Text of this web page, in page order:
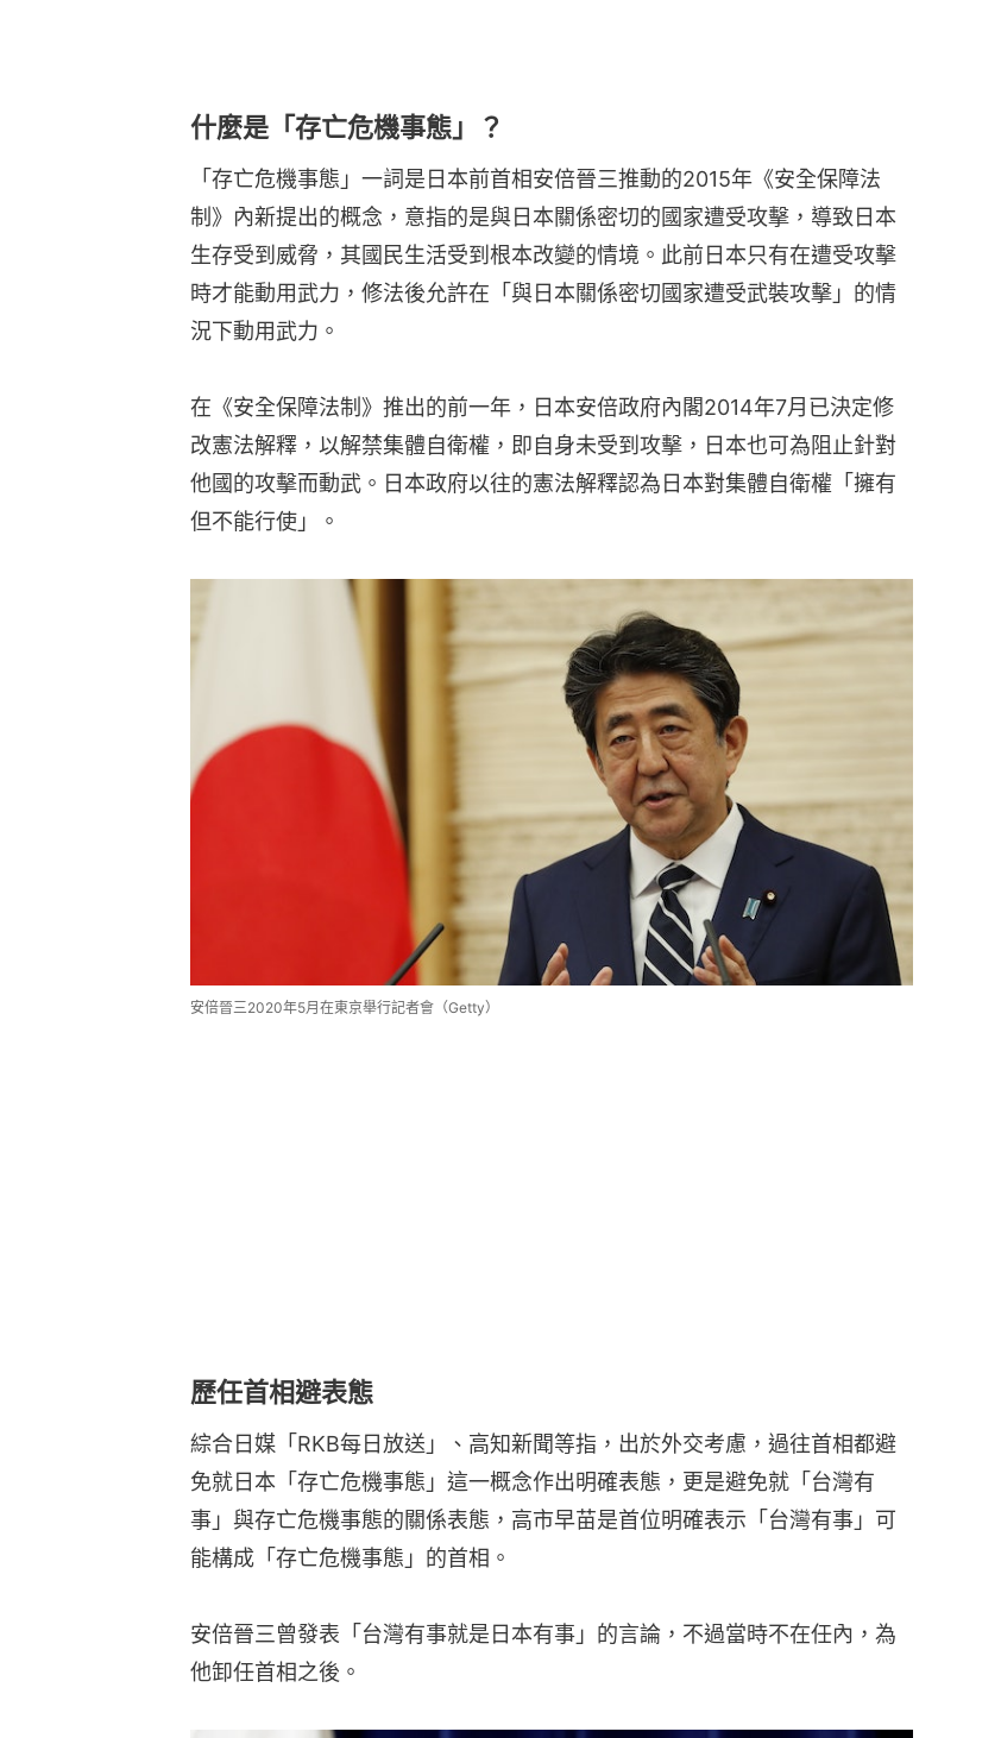
什麼是「存亡危機事態」？
「存亡危機事態」一詞是日本前首相安倍晉三推動的2015年《安全保障法
制》內新提出的概念，意指的是與日本關係密切的國家遭受攻擊，導致日本
生存受到威脅，其國民生活受到根本改變的情境。此前日本只有在遭受攻擊
時才能動用武力，修法後允許在「與日本關係密切國家遭受武裝攻擊」的情
況下動用武力。
在《安全保障法制》推出的前一年，日本安倍政府內閣2014年7月已決定修
改憲法解釋，以解禁集體自衛權，即自身未受到攻擊，日本也可為阻止針對
他國的攻擊而動武。日本政府以往的憲法解釋認為日本對集體自衛權「擁有
但不能行使」。
安倍晉三2020年5月在東京舉行記者會（Getty）
歷任首相避表態
綜合日媒「RKB每日放送」、高知新聞等指，出於外交考慮，過往首相都避
免就日本「存亡危機事態」這一概念作出明確表態，更是避免就「台灣有
事」與存亡危機事態的關係表態，高市早苗是首位明確表示「台灣有事」可
能構成「存亡危機事態」的首相。
安倍晉三曾發表「台灣有事就是日本有事」的言論，不過當時不在任內，為
他卸任首相之後。